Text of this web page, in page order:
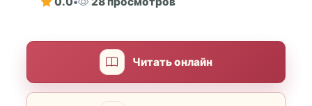
Читать онлайн